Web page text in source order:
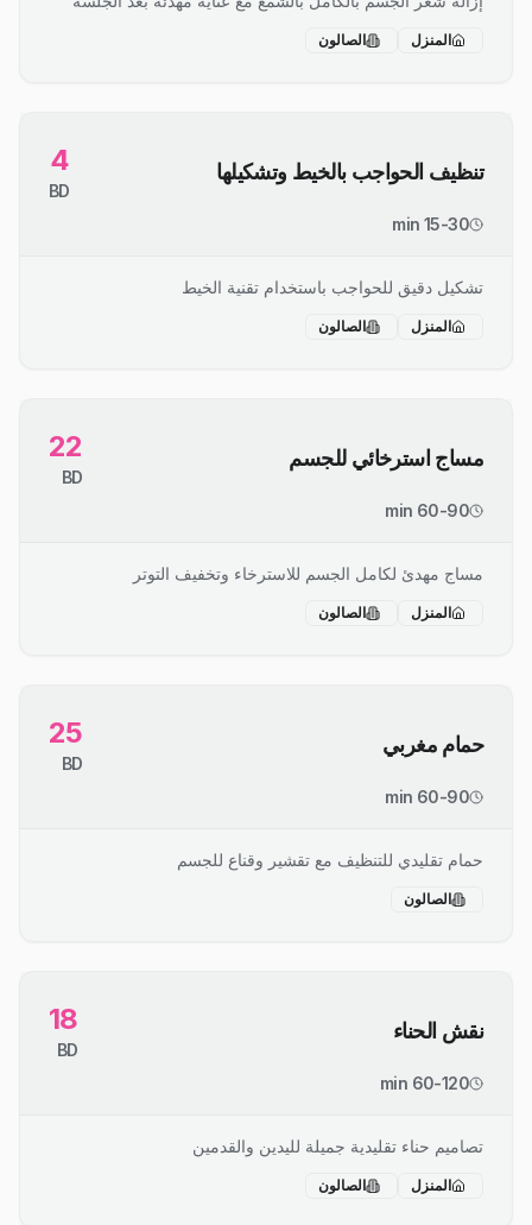
المنزل الصالون
تنظيف الحواجب بالخيط وتشكيلها 4
BD
15-30 min
تشكيل دقيق للحواجب باستخدام تقنية الخيط
المنزل الصالون
مساج استرخائي للجسم 22
BD
60-90 min
مساج مهدئ لكامل الجسم للاسترخاء وتخفيف التوتر
المنزل الصالون
حمام مغربي 25
BD
60-90 min
حمام تقليدي للتنظيف مع تقشير وقناع للجسم
الصالون
نقش الحناء 18
BD
60-120 min
تصاميم حناء تقليدية جميلة لليدين والقدمين
المنزل الصالون